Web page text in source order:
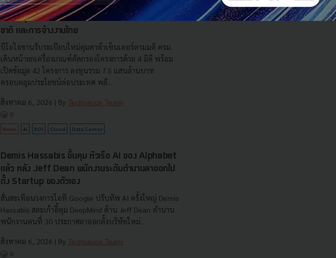
BOI รื้อเกณฑ์ Data Center ชู 4 มิติดันไทยสู่ฮับ AI
ยั่งยืน คุมเข้มใช้พลังงาน ทรัพยากรน้ำ พร้อมตอบโจทย์
ชาติ และการจ้างงานไทย
บีโอไอขานรับระเบียบใหม่คุมดาต้าเซ็นเตอร์ตามมติ ครม.
เดินหน้ายกเครื่องเกณฑ์คัดกรองโครงการด้วย 4 มิติ พร้อม
เปิดข้อมูล 42 โครงการ ลงทุนรวม 7.5 แสนล้านบาท
ครอบคลุมประโยชน์ต่อประเทศ พลั...
สิงหาคม 6, 2026 | By Techsauce Team
0
News AI BOI Cloud Data Center
Demis Hassabis ขึ้นคุม หัวเรือ AI ของ Alphabet
แล้ว หลัง Jeff Dean พนักงานระดับตำนานลาออกไป
ตั้ง Startup ของตัวเอง
สั่นสะเทือนวงการไอที Google ปรับทัพ AI ครั้งใหญ่ Demis
Hassabis สละเก้าอี้คุม DeepMind ด้าน Jeff Dean ตำนาน
พนักงานคนที่ 30 ประกาศลาออกตั้งบริษัทใหม่...
สิงหาคม 6, 2026 | By Techsauce Team
0